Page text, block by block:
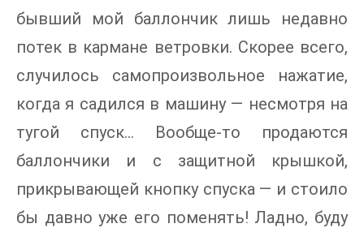
бывший мой баллончик лишь недавно
потек в кармане ветровки. Скорее всего,
случилось самопроизвольное нажатие,
когда я садился в машину — несмотря на
тугой спуск… Вообще-то продаются
баллончики и с защитной крышкой,
прикрывающей кнопку спуска — и стоило
бы давно уже его поменять! Ладно, буду